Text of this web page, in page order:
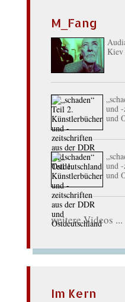
M_Fang
Kiev
und
und
und
und
weitere Videos ...
Im Kern